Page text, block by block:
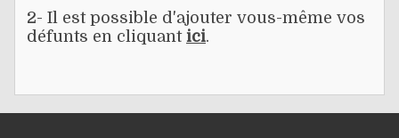
2- Il est possible d'ajouter vous-même vos
défunts en cliquant ici.